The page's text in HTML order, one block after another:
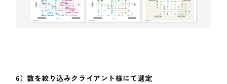
6）数を絞り込みクライアント様にて選定